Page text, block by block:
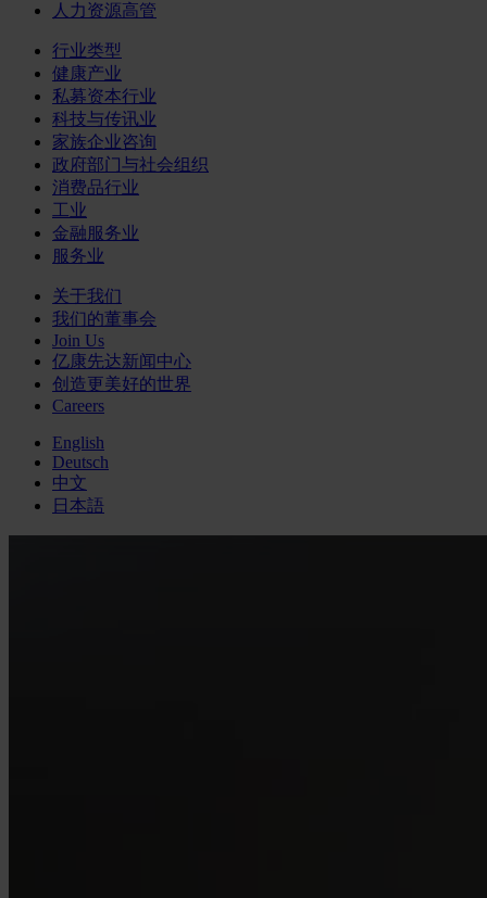
人力资源高管
行业类型
健康产业
私募资本行业
科技与传讯业
家族企业咨询
政府部门与社会组织
消费品行业
工业
金融服务业
服务业
关于我们
我们的董事会
Join Us
亿康先达新闻中心
创造更美好的世界
Careers
English
Deutsch
中文
日本語